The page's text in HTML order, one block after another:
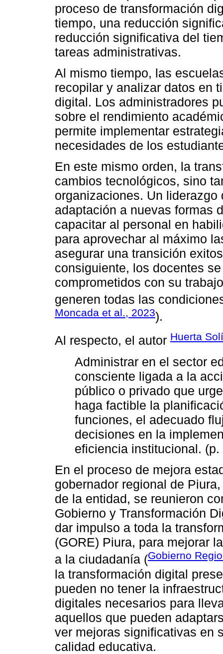
proceso de transformación
tiempo, una reducción
reducción significativa del
tareas administrativas.
Al mismo tiempo, las
recopilar y analizar datos en
digital. Los administradores
sobre el rendimiento
permite implementar
necesidades de los
En este mismo orden, la
cambios tecnológicos, sino
organizaciones. Un
adaptación a nuevas formas
capacitar al personal en
para aprovechar al máximo
asegurar una transición
consiguiente, los docentes
comprometidos con su
generen todas las
Moncada et al., 2023).
Al respecto, el autor Huerta
Administrar en el sector
consciente ligada a la
público o privado que
haga factible la
funciones, el adecuado
decisiones en la
eficiencia institucional. (p.
En el proceso de mejora
gobernador regional de
de la entidad, se reunieron
Gobierno y Transformación
dar impulso a toda la
(GORE) Piura, para mejorar
a la ciudadanía (Gobierno
la transformación digital
pueden no tener la
digitales necesarios para
aquellos que pueden
ver mejoras significativas en
calidad educativa.